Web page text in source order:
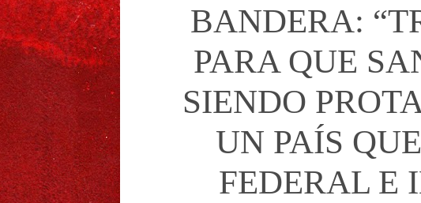
BANDERA:
PARA QUE
SIENDO
UN PAÍS
FEDERAL E